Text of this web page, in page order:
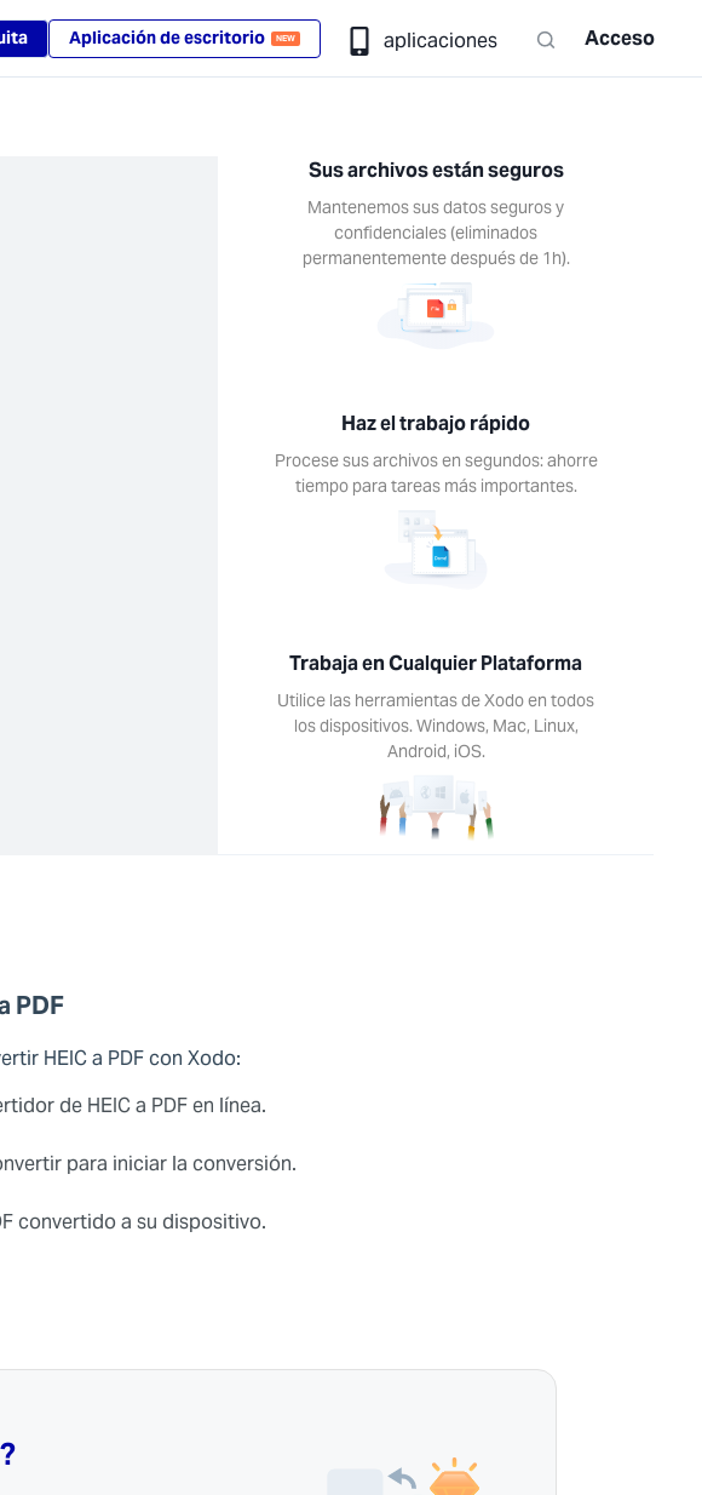
Aplicación de escritorio NEW aplicaciones Acceso
Sus archivos están seguros
Mantenemos sus datos seguros y
confidenciales (eliminados
permanentemente después de 1h).
Haz el trabajo rápido
Procese sus archivos en segundos: ahorre
tiempo para tareas más importantes.
Trabaja en Cualquier Plataforma
Utilice las herramientas de Xodo en todos
los dispositivos. Windows, Mac, Linux,
Android, iOS.
PDF
HEIC a PDF con Xodo:
de HEIC a PDF en línea.
para iniciar la conversión.
convertido a su dispositivo.